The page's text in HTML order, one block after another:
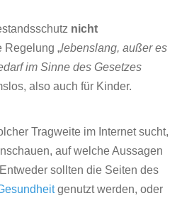
nicht
Regelung „lebenslang, außer es
im Sinne des Gesetzes
also auch für Kinder.
Tragweite im Internet sucht,
auf welche Aussagen
sollten die Seiten des
genutzt werden, oder